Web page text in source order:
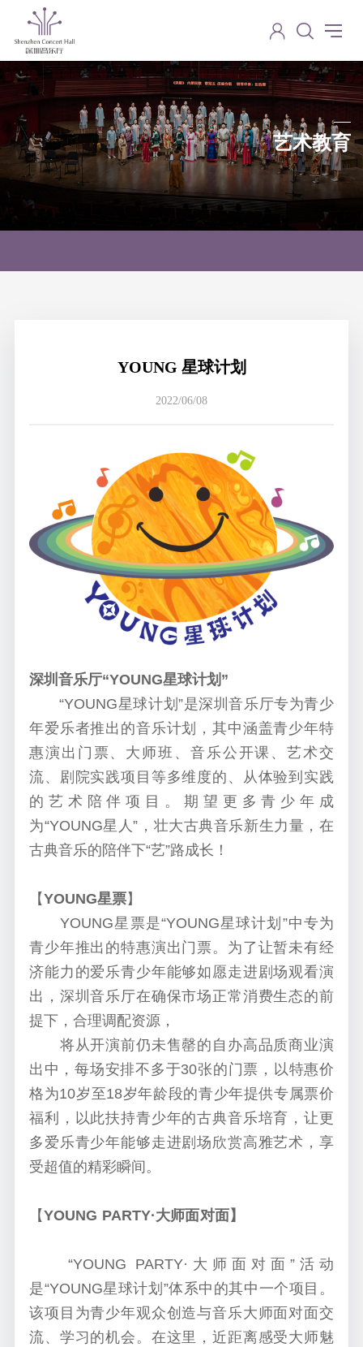
艺术教育
art education
YOUNG 星球计划
2022/06/08
深圳音乐厅“YOUNG星球计划”
“YOUNG星球计划”是深圳音乐厅专为青少
年爱乐者推出的音乐计划，其中涵盖青少年特
惠演出门票、大师班、音乐公开课、艺术交
流、剧院实践项目等多维度的、从体验到实践
的艺术陪伴项目。期望更多青少年成
为“YOUNG星人”，壮大古典音乐新生力量，在
古典音乐的陪伴下“艺”路成长！
【YOUNG星票】
YOUNG星票是“YOUNG星球计划”中专为
青少年推出的特惠演出门票。为了让暂未有经
济能力的爱乐青少年能够如愿走进剧场观看演
出，深圳音乐厅在确保市场正常消费生态的前
提下，合理调配资源，
将从开演前仍未售罄的自办高品质商业演
出中，每场安排不多于30张的门票，以特惠价
格为10岁至18岁年龄段的青少年提供专属票价
福利，以此扶持青少年的古典音乐培育，让更
多爱乐青少年能够走进剧场欣赏高雅艺术，享
受超值的精彩瞬间。
【YOUNG PARTY·大师面对面】
“YOUNG PARTY·大师面对面”活动
是“YOUNG星球计划”体系中的其中一个项目。
该项目为青少年观众创造与音乐大师面对面交
流、学习的机会。在这里，近距离感受大师魅